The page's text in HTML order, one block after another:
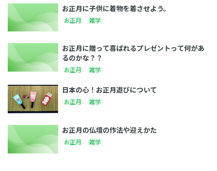
お正月に子供に着物を着させよう。
お正月 雑学
お正月に贈って喜ばれるプレゼントって何があ
るのかな？？
お正月 雑学
日本の心！お正月遊びについて
お正月 雑学
お正月の仏壇の作法や迎えかた
お正月 雑学